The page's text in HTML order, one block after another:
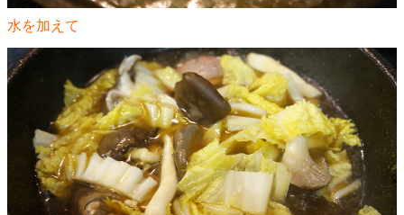
水を加えて